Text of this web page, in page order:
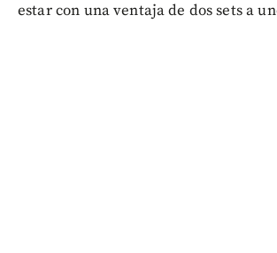
estar con una ventaja de dos sets a